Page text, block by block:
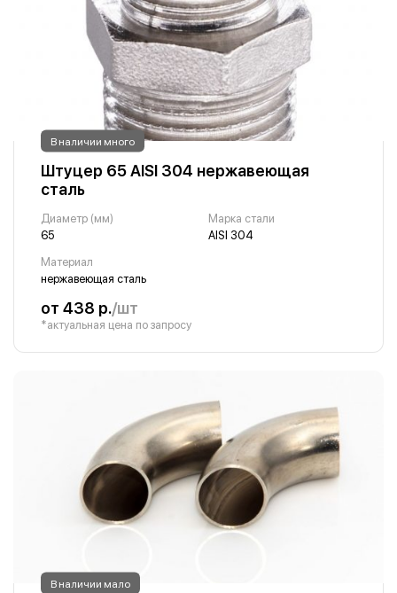
В наличии много
Штуцер 65 AISI 304 нержавеющая
сталь
Диаметр (мм)
65
Марка стали
AISI 304
Материал
нержавеющая сталь
от 438 р./шт
*актуальная цена по запросу
В наличии мало